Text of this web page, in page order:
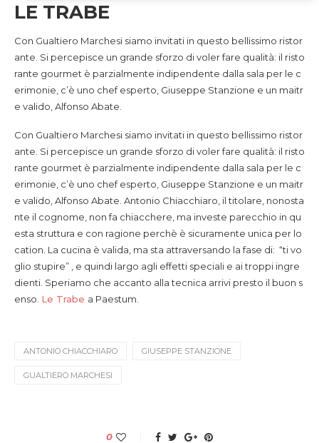
LE TRABE
Con Gualtiero Marchesi siamo invitati in questo bellissimo ristor
ante. Si percepisce un grande sforzo di voler fare qualità: il risto
rante gourmet è parzialmente indipendente dalla sala per le c
erimonie, c’è uno chef esperto, Giuseppe Stanzione e un maitr
e valido, Alfonso Abate.
Con Gualtiero Marchesi siamo invitati in questo bellissimo ristor
ante. Si percepisce un grande sforzo di voler fare qualità: il risto
rante gourmet è parzialmente indipendente dalla sala per le c
erimonie, c’è uno chef esperto, Giuseppe Stanzione e un maitr
e valido, Alfonso Abate. Antonio Chiacchiaro, il titolare, nonosta
nte il cognome, non fa chiacchere, ma investe parecchio in qu
esta struttura e con ragione perchè è sicuramente unica per lo
cation. La cucina è valida, ma sta attraversando la fase di: “ti vo
glio stupire” , e quindi largo agli effetti speciali e ai troppi ingre
dienti. Speriamo che accanto alla tecnica arrivi presto il buon s
enso. Le Trabe a Paestum.
ANTONIO CHIACCHIARO GIUSEPPE STANZIONE
GUALTIERO MARCHESI
0